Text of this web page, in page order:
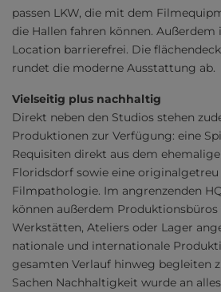
passen LKW, die mit dem
die Hallen fahren können.
Location barrierefrei. Die
rundet die moderne Ausstattung ab.
Vielseitig plus nachhaltig
Direkt neben den Studios stehen
Produktionen zur Verfügung: eine
Requisiten direkt aus dem
Floridsdorf sowie eine
Filmpathologie. Im angrenzenden
können außerdem Produktionsbüros
Werkstätten, Ateliers oder Lager
nationale und internationale
gesamten Verlauf hinweg begleiten
Sachen Nachhaltigkeit wurde an